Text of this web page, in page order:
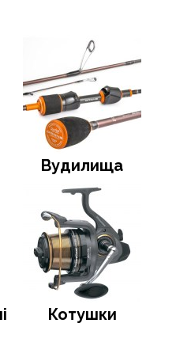
Вудилища
Котушки